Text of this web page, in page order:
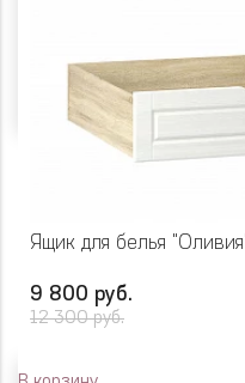
Размеры:
Ящик для белья
9 800 руб.
12 300 руб.